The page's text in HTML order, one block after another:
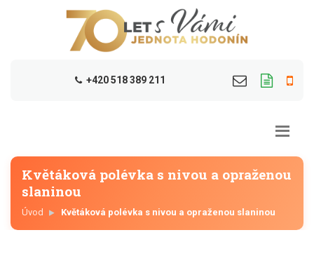
+420 518 389 211
Květáková polévka s nivou a opraženou
slaninou
Úvod Květáková polévka s nivou a opraženou slaninou